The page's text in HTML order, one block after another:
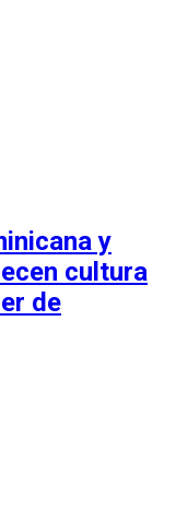
y
cultura
de